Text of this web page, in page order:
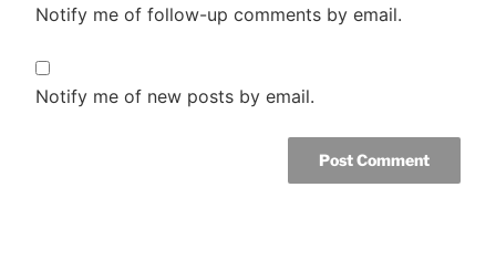
Notify me of follow-up comments by email.
Notify me of new posts by email.